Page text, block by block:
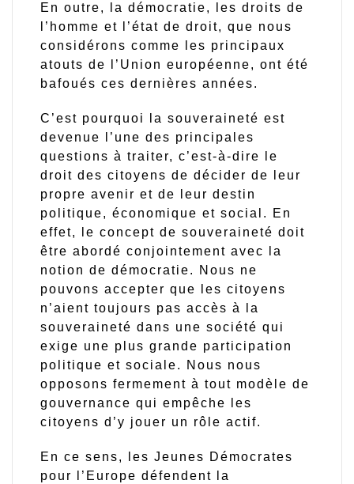
En outre, la démocratie, les droits de
l’homme et l’état de droit, que nous
considérons comme les principaux
atouts de l’Union européenne, ont été
bafoués ces dernières années.
C’est pourquoi la souveraineté est
devenue l’une des principales
questions à traiter, c’est-à-dire le
droit des citoyens de décider de leur
propre avenir et de leur destin
politique, économique et social. En
effet, le concept de souveraineté doit
être abordé conjointement avec la
notion de démocratie. Nous ne
pouvons accepter que les citoyens
n’aient toujours pas accès à la
souveraineté dans une société qui
exige une plus grande participation
politique et sociale. Nous nous
opposons fermement à tout modèle de
gouvernance qui empêche les
citoyens d’y jouer un rôle actif.
En ce sens, les Jeunes Démocrates
pour l’Europe défendent la